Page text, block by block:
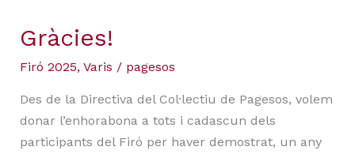
Gràcies!
Firó 2025, Varis / pagesos
Des de la Directiva del Col·lectiu de Pagesos, volem
donar l’enhorabona a tots i cadascun dels
participants del Firó per haver demostrat, un any